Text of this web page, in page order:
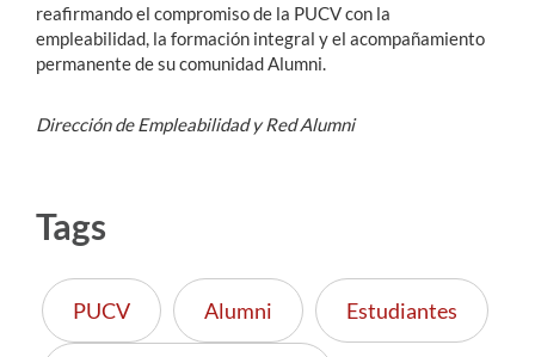
reafirmando el compromiso de la PUCV con la
empleabilidad, la formación integral y el acompañamiento
permanente de su comunidad Alumni.
Dirección de Empleabilidad y Red Alumni
Tags
PUCV Alumni Estudiantes